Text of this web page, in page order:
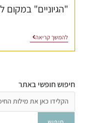
"הגיוניים"
להמשך קריאה
חיפוש חופשי באתר